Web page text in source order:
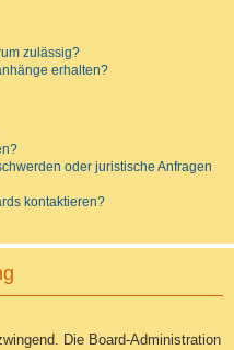
zulässig?
erhalten?
oder juristische Anfragen
kontaktieren?
Die Board-Administration